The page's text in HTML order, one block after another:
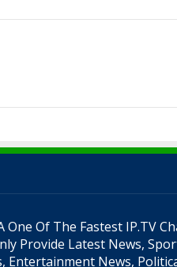
One Of The Fastest IP.TV
Provide Latest News,
Entertainment News,